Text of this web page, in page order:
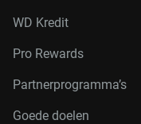
WD Kredit
Pro Rewards
Partnerprogramma’s
Goede doelen